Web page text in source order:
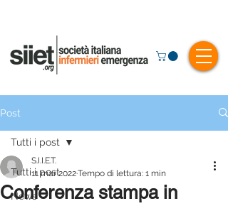
Post
Tutti i post
News
Tutti i post
Conferenza stampa in
S.I.I.E.T.
11 mar 2022Tempo di lettura: 1 min